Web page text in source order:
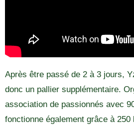
Après être passé de 2 à 3 jours,
donc un pallier supplémentaire.
association de passionnés avec
fonctionne également grâce à